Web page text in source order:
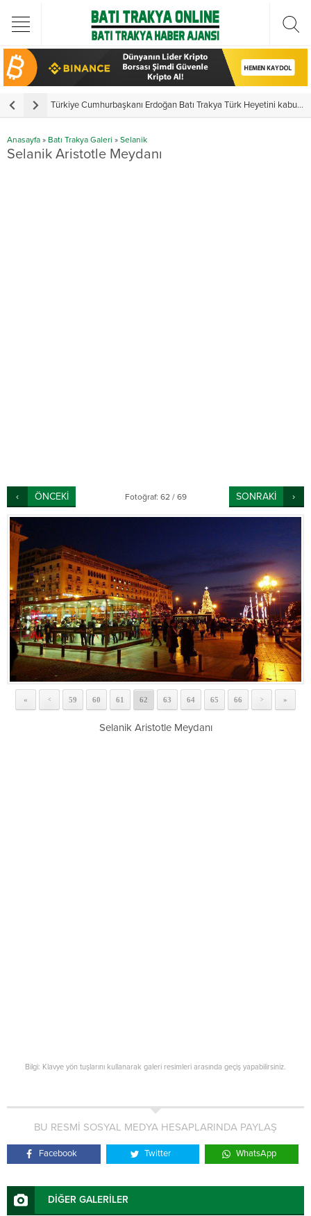
Türkiye Cumhurbaşkanı Erdoğan Batı Trakya Türk Heyetini kabul etti
Anasayfa » Batı Trakya Galeri » Selanik
Selanik Aristotle Meydanı
ÖNCEKİ Fotoğraf: 62 / 69 SONRAKİ
« < 59 60 61 62 63 64 65 66 > »
Selanik Aristotle Meydanı
Bilgi: Klavye yön tuşlarını kullanarak galeri resimleri arasında geçiş yapabilirsiniz.
BU RESMİ SOSYAL MEDYA HESAPLARINDA PAYLAŞ
Facebook Twitter WhatsApp
DİĞER GALERİLER